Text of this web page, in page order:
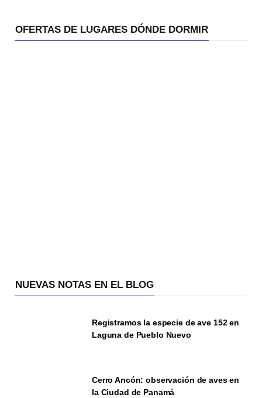
OFERTAS DE LUGARES DÓNDE DORMIR
NUEVAS NOTAS EN EL BLOG
Registramos la especie de ave 152 en
Laguna de Pueblo Nuevo
Cerro Ancón: observación de aves en
la Ciudad de Panamá